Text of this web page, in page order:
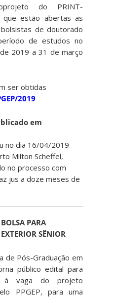
do PRINT-
que estão abertas as
de doutorado
de estudos no
2019 a 31 de março
ser obtidas
2019
em
no dia 16/04/2019
Milton Scheffel,
no processo com
jus a doze meses de
PARA
SÊNIOR
de Pós-Graduação em
público edital para
à vaga do projeto
PPGEP, para uma